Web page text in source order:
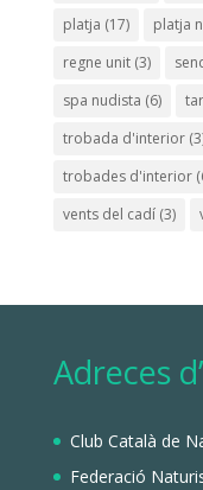
platja (17) platja
regne unit(3)
spa nudista (6)
trobada d'interior
trobades d'interior
vents del cadí(3)
Adreces
Club Català de
Federació